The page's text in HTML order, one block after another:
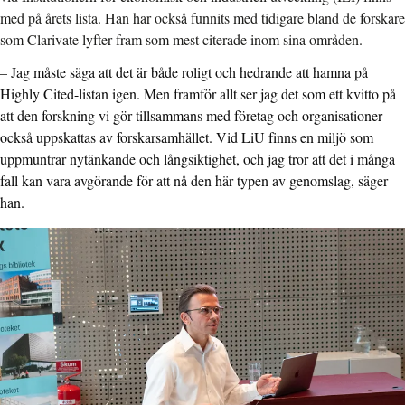
med på årets lista. Han har också funnits med tidigare bland de forskare
som Clarivate lyfter fram som mest citerade inom sina områden.
–Jag måste säga att det är både roligt och hedrande att hamna på
Highly Cited-listan igen. Men framför allt ser jag det som ett kvitto på
att den forskning vi gör tillsammans med företag och organisationer
också uppskattas av forskarsamhället. Vid LiU finns en miljö som
uppmuntrar nytänkande och långsiktighet, och jag tror att det i många
fall kan vara avgörande för att nå den här typen av genomslag, säger
han.